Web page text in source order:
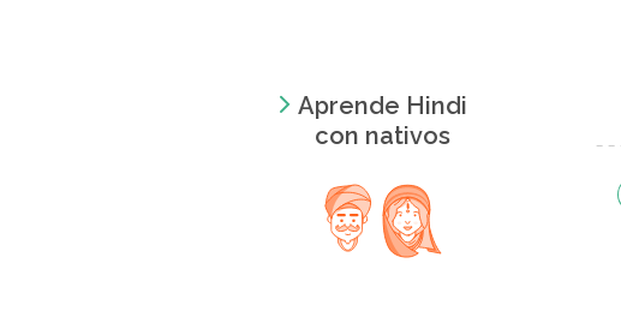
Aprende Hindi
con nativos